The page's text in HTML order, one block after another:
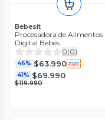
Bebesit
Procesadora de Alimentos
Digital Bebés
0(0)
46% $63.990
41% $69.990
$119.990